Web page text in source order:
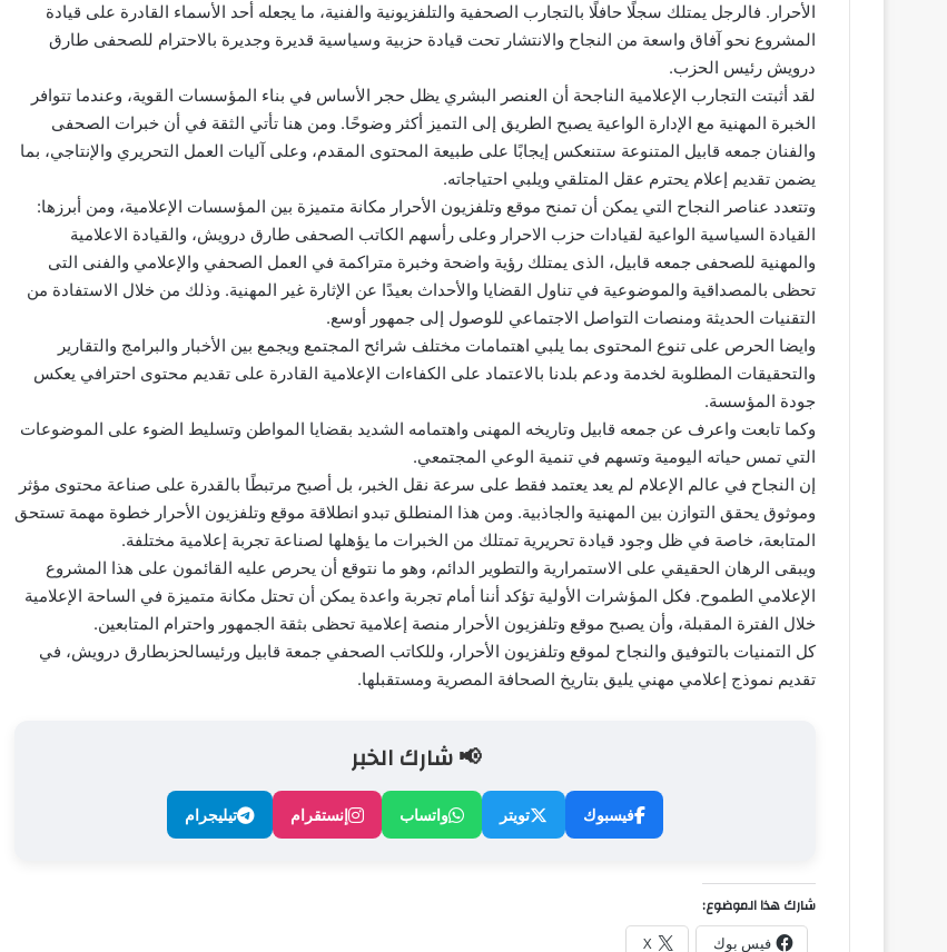
الأحرار. فالرجل يمتلك سجلًا حافلًا بالتجارب الصحفية والتلفزيونية والفنية، ما يجعله أحد الأسماء القادرة على قيادة
المشروع نحو آفاق واسعة من النجاح والانتشار تحت قيادة حزبية وسياسية قديرة وجديرة بالاحترام للصحفى طارق
درويش رئيس الحزب.
لقد أثبتت التجارب الإعلامية الناجحة أن العنصر البشري يظل حجر الأساس في بناء المؤسسات القوية، وعندما تتوافر
الخبرة المهنية مع الإدارة الواعية يصبح الطريق إلى التميز أكثر وضوحًا. ومن هنا تأتي الثقة في أن خبرات الصحفى
والفنان جمعه قابيل المتنوعة ستنعكس إيجابًا على طبيعة المحتوى المقدم، وعلى آليات العمل التحريري والإنتاجي، بما
يضمن تقديم إعلام يحترم عقل المتلقي ويلبي احتياجاته.
وتتعدد عناصر النجاح التي يمكن أن تمنح موقع وتلفزيون الأحرار مكانة متميزة بين المؤسسات الإعلامية، ومن أبرزها:
القيادة السياسية الواعية لقيادات حزب الاحرار وعلى رأسهم الكاتب الصحفى طارق درويش، والقيادة الاعلامية
والمهنية للصحفى جمعه قابيل، الذى يمتلك رؤية واضحة وخبرة متراكمة في العمل الصحفي والإعلامي والفنى التى
تحظى بالمصداقية والموضوعية في تناول القضايا والأحداث بعيدًا عن الإثارة غير المهنية. وذلك من خلال الاستفادة من
التقنيات الحديثة ومنصات التواصل الاجتماعي للوصول إلى جمهور أوسع.
وايضا الحرص على تنوع المحتوى بما يلبي اهتمامات مختلف شرائح المجتمع ويجمع بين الأخبار والبرامج والتقارير
والتحقيقات المطلوبة لخدمة ودعم بلدنا بالاعتماد على الكفاءات الإعلامية القادرة على تقديم محتوى احترافي يعكس
جودة المؤسسة.
وكما تابعت واعرف عن جمعه قابيل وتاريخه المهنى واهتمامه الشديد بقضايا المواطن وتسليط الضوء على الموضوعات
التي تمس حياته اليومية وتسهم في تنمية الوعي المجتمعي.
إن النجاح في عالم الإعلام لم يعد يعتمد فقط على سرعة نقل الخبر، بل أصبح مرتبطًا بالقدرة على صناعة محتوى مؤثر
وموثوق يحقق التوازن بين المهنية والجاذبية. ومن هذا المنطلق تبدو انطلاقة موقع وتلفزيون الأحرار خطوة مهمة تستحق
المتابعة، خاصة في ظل وجود قيادة تحريرية تمتلك من الخبرات ما يؤهلها لصناعة تجربة إعلامية مختلفة.
ويبقى الرهان الحقيقي على الاستمرارية والتطوير الدائم، وهو ما نتوقع أن يحرص عليه القائمون على هذا المشروع
الإعلامي الطموح. فكل المؤشرات الأولية تؤكد أننا أمام تجربة واعدة يمكن أن تحتل مكانة متميزة في الساحة الإعلامية
خلال الفترة المقبلة، وأن يصبح موقع وتلفزيون الأحرار منصة إعلامية تحظى بثقة الجمهور واحترام المتابعين.
كل التمنيات بالتوفيق والنجاح لموقع وتلفزيون الأحرار، وللكاتب الصحفي جمعة قابيل ورئيسالحزبطارق درويش، في
تقديم نموذج إعلامي مهني يليق بتاريخ الصحافة المصرية ومستقبلها.
📢 شارك الخبر
فيسبوك تويتر واتساب إنستقرام تيليجرام
شارك هذا الموضوع:
فيس بوك X